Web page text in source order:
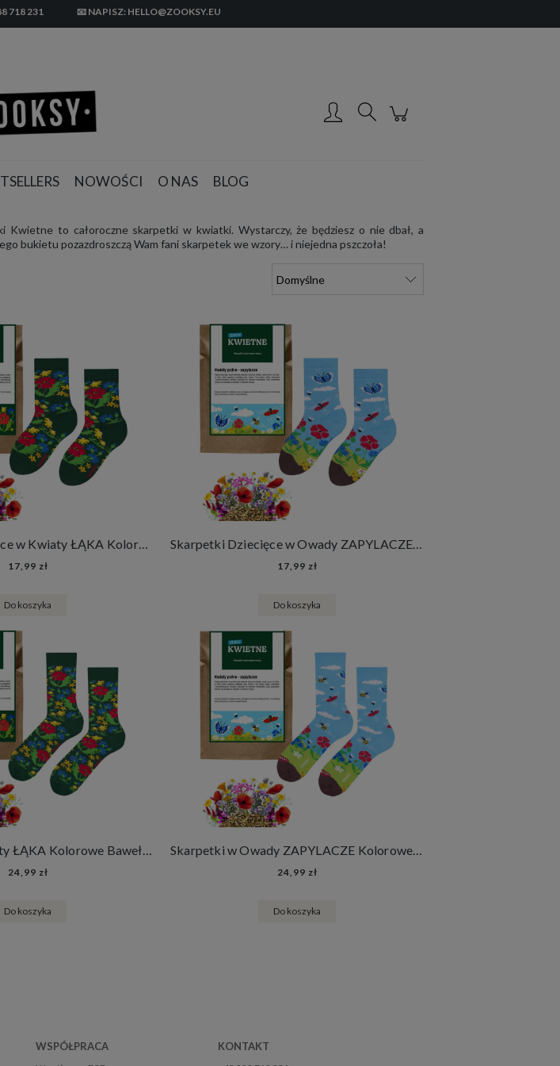
718 231 📧 NAPISZ: HELLO@ZOOKSY.EU
NOWOŚCI O NAS BLOG
Kwietne to całoroczne skarpetki w kwiatki. Wystarczy, że będziesz o nie dbał, a
bukietu pozazdroszczą Wam fani skarpetek we wzory… i niejedna pszczoła!
Skarpetki Dziecięce w Kwiaty ŁĄKA Kolorowe Bawełniane Skarpety + Nasiona Łąki Kwietnej
17,99 zł
Do koszyka
Skarpetki Dziecięce w Owady ZAPYLACZE Kolorowe Bawełniane Skarpety + Nasiona Łąki Kwietnej
17,99 zł
Do koszyka
Skarpetki w Kwiaty ŁĄKA Kolorowe Bawełniane Skarpety + Nasiona Łąki Kwietnej
24,99 zł
Do koszyka
Skarpetki w Owady ZAPYLACZE Kolorowe Bawełniane Skarpety + Nasiona Łąki Kwietnej
24,99 zł
Do koszyka
WSPÓŁPRACA KONTAKT